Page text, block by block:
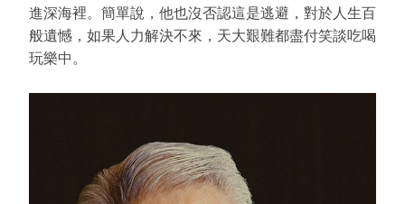
進深海裡。簡單說，他也沒否認這是逃避，對於人生百
般遺憾，如果人力解決不來，天大艱難都盡付笑談吃喝
玩樂中。